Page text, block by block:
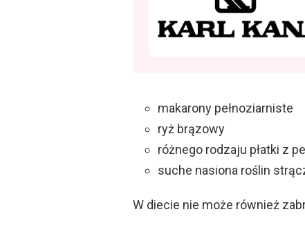
makarony pełnoziarniste
ryż brązowy
różnego rodzaju płatki z
suche nasiona roślin
W diecie nie może również